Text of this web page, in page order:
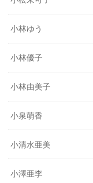
小林ゆう
小林優子
小林由美子
小泉萌香
小清水亜美
小澤亜李